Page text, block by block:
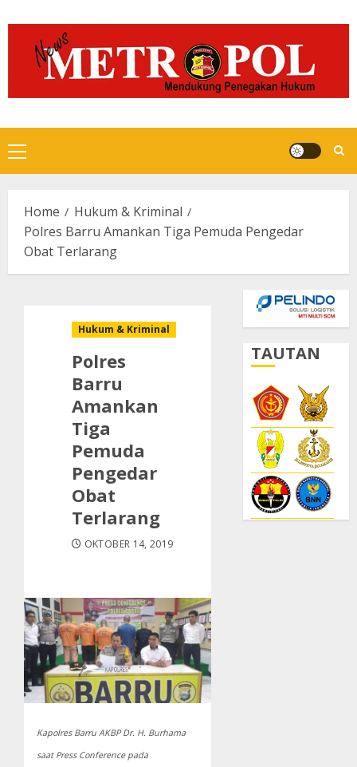
to
content
Primary
Menu
Home
Hukum & Kriminal
Polres Barru Amankan Tiga Pemuda Pengedar
Obat Terlarang
Hukum & Kriminal
Polres
Barru
Amankan
Tiga
Pemuda
Pengedar
Obat
Terlarang
OKTOBER 14, 2019
Kapolres Barru AKBP Dr. H. Burhama
saat Press Conference pada
TAUTAN